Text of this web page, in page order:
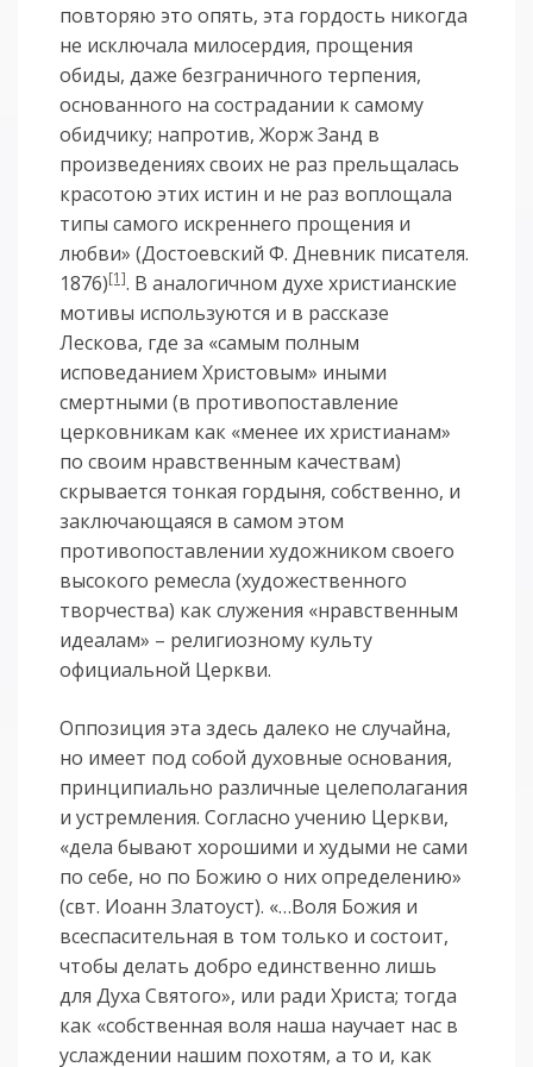
повторяю это опять, эта гордость никогда
не исключала милосердия, прощения
обиды, даже безграничного терпения,
основанного на сострадании к самому
обидчику; напротив, Жорж Занд в
произведениях своих не раз прельщалась
красотою этих истин и не раз воплощала
типы самого искреннего прощения и
любви» (Достоевский Ф. Дневник писателя.
1876)[1]. В аналогичном духе христианские
мотивы используются и в рассказе
Лескова, где за «самым полным
исповеданием Христовым» иными
смертными (в противопоставление
церковникам как «менее их христианам»
по своим нравственным качествам)
скрывается тонкая гордыня, собственно, и
заключающаяся в самом этом
противопоставлении художником своего
высокого ремесла (художественного
творчества) как служения «нравственным
идеалам» – религиозному культу
официальной Церкви.
Оппозиция эта здесь далеко не случайна,
но имеет под собой духовные основания,
принципиально различные целеполагания
и устремления. Согласно учению Церкви,
«дела бывают хорошими и худыми не сами
по себе, но по Божию о них определению»
(свт. Иоанн Златоуст). «…Воля Божия и
всеспасительная в том только и состоит,
чтобы делать добро единственно лишь
для Духа Святого», или ради Христа; тогда
как «собственная воля наша научает нас в
услаждении нашим похотям, а то и, как